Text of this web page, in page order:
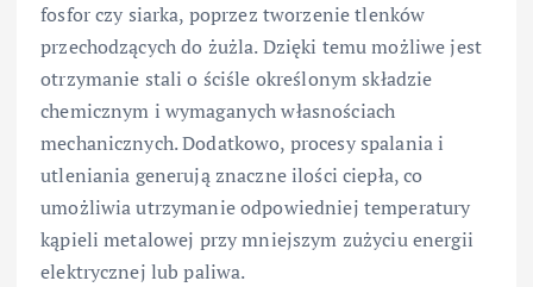
fosfor czy siarka, poprzez tworzenie tlenków
przechodzących do żużla. Dzięki temu możliwe jest
otrzymanie stali o ściśle określonym składzie
chemicznym i wymaganych własnościach
mechanicznych. Dodatkowo, procesy spalania i
utleniania generują znaczne ilości ciepła, co
umożliwia utrzymanie odpowiedniej temperatury
kąpieli metalowej przy mniejszym zużyciu energii
elektrycznej lub paliwa.